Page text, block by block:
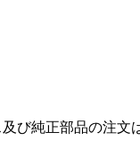
び純正部品の注文